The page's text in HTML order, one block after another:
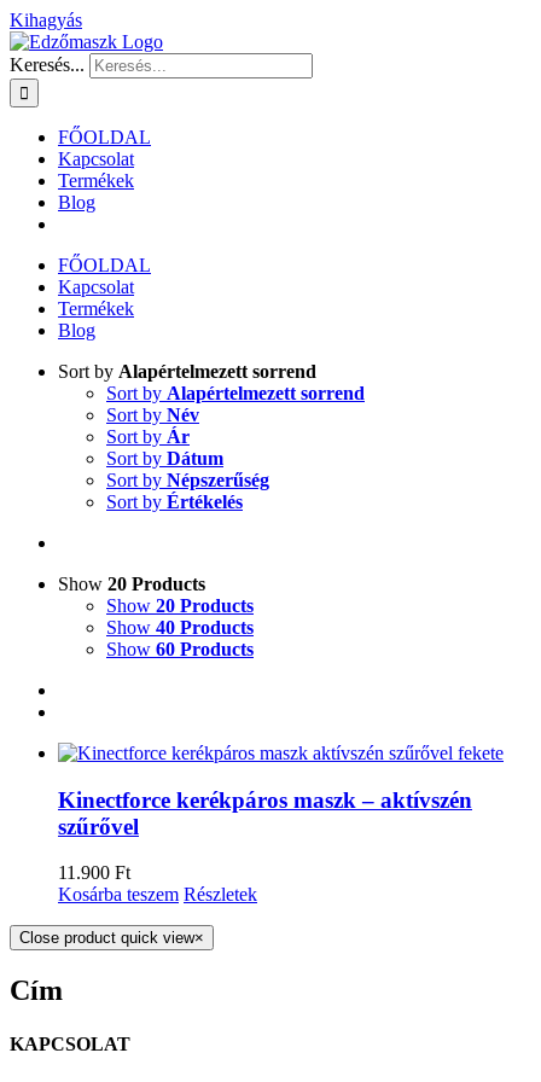
Kihagyás
Keresés...
FŐOLDAL
Kapcsolat
Termékek
Blog
FŐOLDAL
Kapcsolat
Termékek
Blog
Sort by Alapértelmezett sorrend
Sort by Alapértelmezett sorrend
Sort by Név
Sort by Ár
Sort by Dátum
Sort by Népszerűség
Sort by Értékelés
Show 20 Products
Show 20 Products
Show 40 Products
Show 60 Products
Kinectforce kerékpáros maszk – aktívszén
szűrővel
11.900 Ft
Kosárba teszem Részletek
Close product quick view×
Cím
KAPCSOLAT